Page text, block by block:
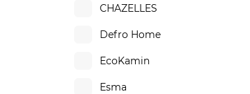
CHAZELLES
Defro Home
EcoKamin
Esma